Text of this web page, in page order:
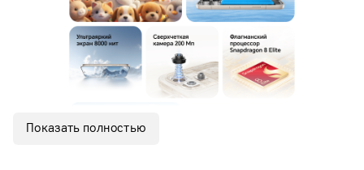
Показать полностью